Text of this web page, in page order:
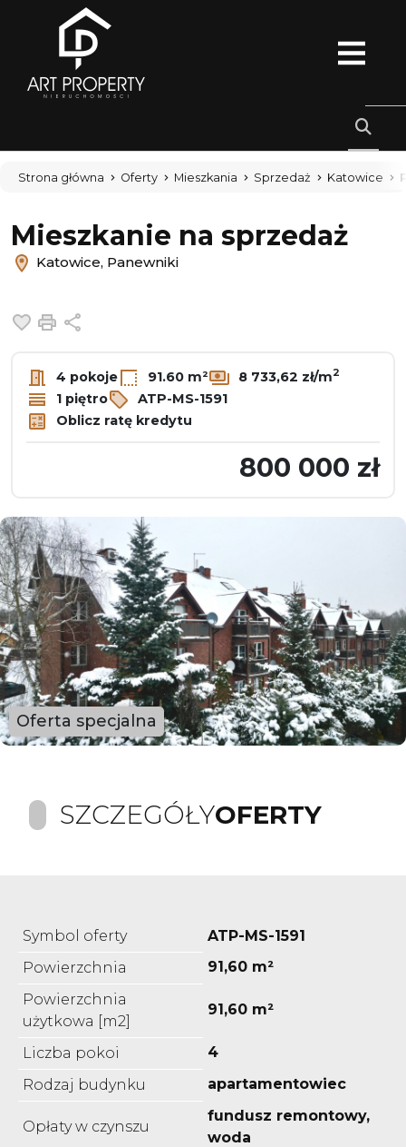
Strona główna Oferty Mieszkania Sprzedaż Katowice
Mieszkanie na sprzedaż
Katowice, Panewniki
Dodaj do ulubionych
Drukuj
4 pokoje 91.60 m² 8 733,62 zł/m2
1 piętro
ATP-MS-1591
Oblicz ratę kredytu
800 000 zł
Oferta specjalna
SZCZEGÓŁYOFERTY
Symbol oferty
ATP-MS-1591
Powierzchnia
91,60 m²
Powierzchnia
użytkowa [m2]
91,60 m²
Liczba pokoi
4
Rodzaj budynku
apartamentowiec
Opłaty w czynszu
fundusz remontowy,
woda